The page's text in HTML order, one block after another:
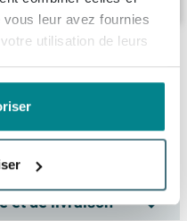
leur avez fournies
utilisation de leurs
douche - flexible -
vous offrez à votre
subtile que vous
d’un
M017BBP
et de livraison